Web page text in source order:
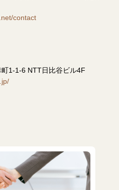
contact
1-1-6 NTT日比谷ビル4F